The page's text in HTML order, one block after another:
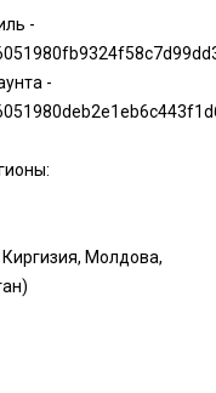
-
-
Молдова,